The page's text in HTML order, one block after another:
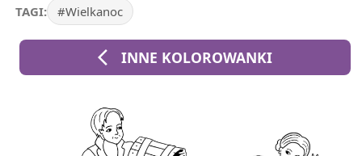
TAGI: #Wielkanoc
arrow_back_ios INNE KOLOROWANKI